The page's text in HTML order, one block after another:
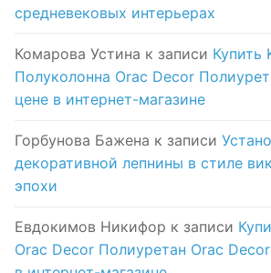
средневековых интерьерах
Комарова Устина к записи Купить
Полуколонна Orac Decor
цене в интернет-магазине
Горбунова Бажена к записи
декоративной лепнины в стиле
эпохи
Евдокимов Никифор к записи
Orac Decor Полиуретан Orac